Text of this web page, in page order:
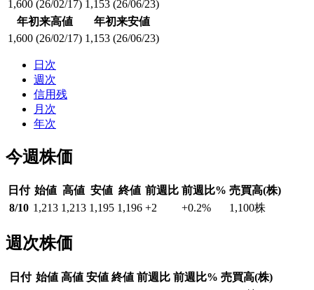
1,600 (26/02/17) 1,153 (26/06/23)
年初来高値
年初来安値
1,600 (26/02/17) 1,153 (26/06/23)
日次
週次
信用残
月次
年次
今週株価
日付 始値 高値 安値 終値 前週比 前週比% 売買高(株)
8/10 1,213 1,213 1,195 1,196 +2 +0.2% 1,100株
週次株価
日付 始値 高値 安値 終値 前週比 前週比% 売買高(株)